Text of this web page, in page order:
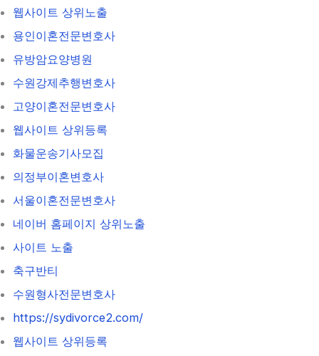
웹사이트 상위노출
용인이혼전문변호사
유방암요양병원
수원강제추행변호사
고양이혼전문변호사
웹사이트 상위등록
화물운송기사모집
의정부이혼변호사
서울이혼전문변호사
네이버 홈페이지 상위노출
사이트 노출
축구반티
수원형사전문변호사
https://sydivorce2.com/
웹사이트 상위등록